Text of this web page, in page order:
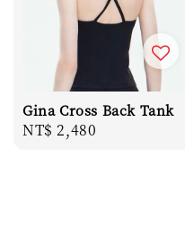
Gina Cross Back Tank
Regular
NT$ 2,480